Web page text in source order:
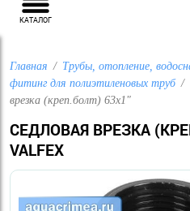
КАТАЛОГ
Главная Трубы, отопление,
фитинг для полиэтиленовых труб
врезка (креп.болт) 63х1"
СЕДЛОВАЯ ВРЕЗКА
VALFEX